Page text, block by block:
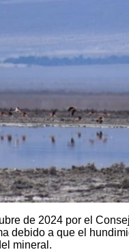
de 2024 por el
debido a que el
mineral.